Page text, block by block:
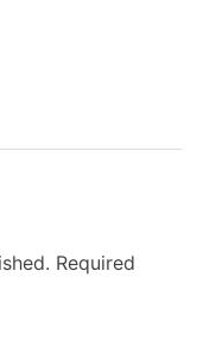
Required